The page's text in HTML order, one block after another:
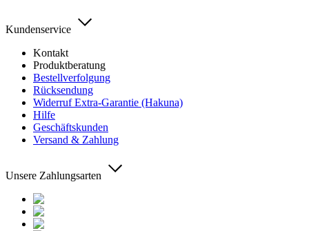
Kundenservice
Kontakt
Produktberatung
Bestellverfolgung
Rücksendung
Widerruf Extra-Garantie (Hakuna)
Hilfe
Geschäftskunden
Versand & Zahlung
Unsere Zahlungsarten